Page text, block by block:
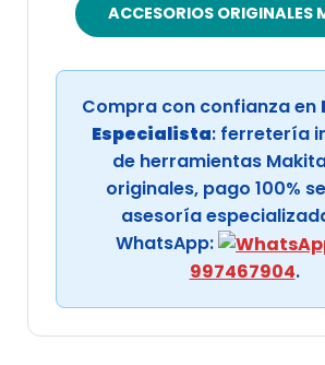
ACCESORIOS ORIGINALES
Compra con confianza en
Especialista: ferretería
de herramientas
originales, pago 100%
asesoría
WhatsApp:
997467904.